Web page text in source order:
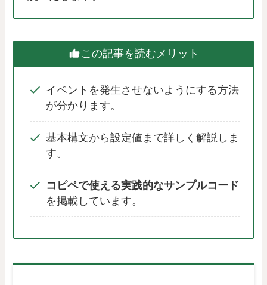
この記事を読むメリット
イベントを発生させないようにする方法
が分かります。
基本構文から設定値まで詳しく解説しま
す。
コピペで使える実践的なサンプルコード
を掲載しています。